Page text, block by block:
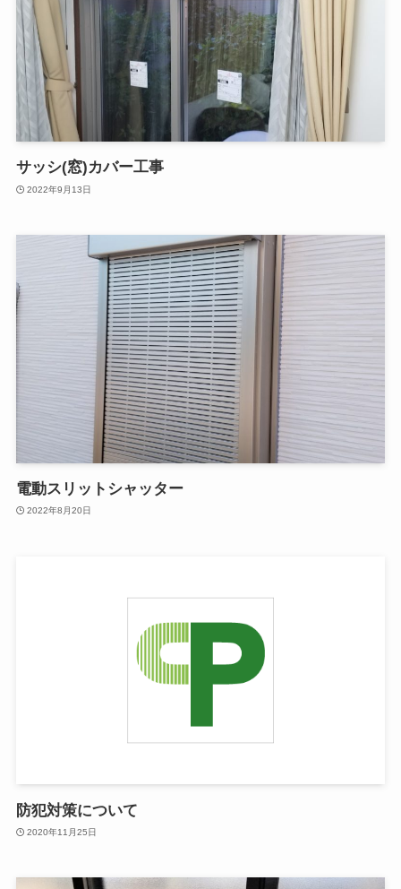
サッシ(窓)カバー工事
2022年9月13日
電動スリットシャッター
2022年8月20日
防犯対策について
2020年11月25日